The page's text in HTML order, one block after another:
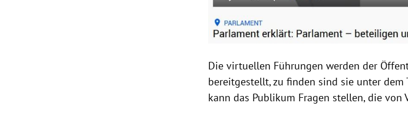
Die virtuellen Führungen werden der
bereitgestellt, zu finden sind sie unter dem
kann das Publikum Fragen stellen, die